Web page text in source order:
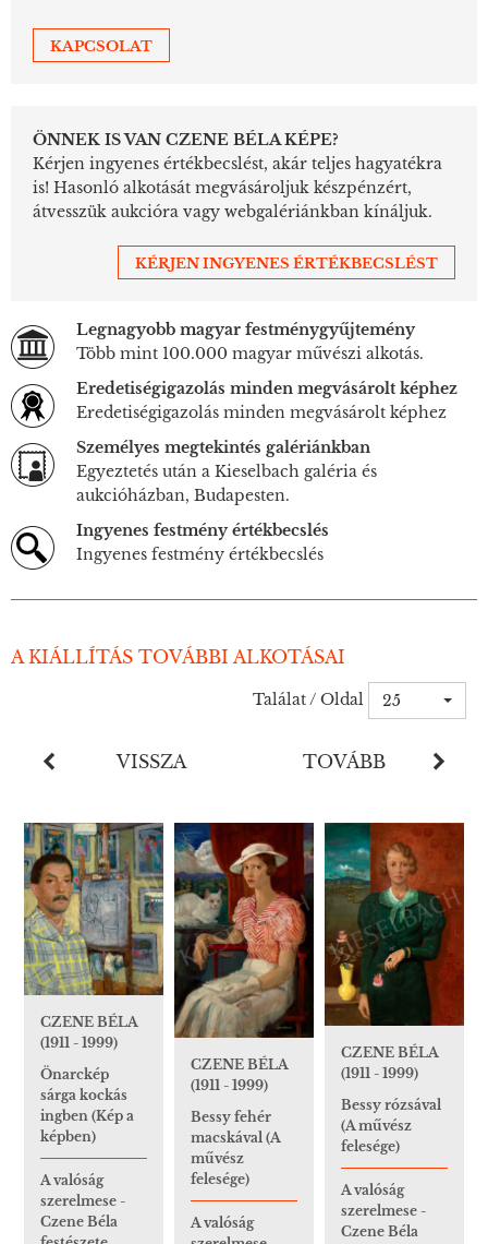
KAPCSOLAT
ÖNNEK IS VAN CZENE BÉLA KÉPE?
Kérjen ingyenes értékbecslést, akár teljes hagyatékra
is! Hasonló alkotását megvásároljuk készpénzért,
átvesszük aukcióra vagy webgalériánkban kínáljuk.
KÉRJEN INGYENES ÉRTÉKBECSLÉST
Legnagyobb magyar festménygyűjtemény
Több mint 100.000 magyar művészi alkotás.
Eredetiségigazolás minden megvásárolt képhez
Eredetiségigazolás minden megvásárolt képhez
Személyes megtekintés galériánkban
Egyeztetés után a Kieselbach galéria és
aukcióházban, Budapesten.
Ingyenes festmény értékbecslés
Ingyenes festmény értékbecslés
A KIÁLLÍTÁS TOVÁBBI ALKOTÁSAI
Találat / Oldal 25
VISSZA TOVÁBB
CZENE BÉLA
(1911 - 1999)
Önarckép
sárga kockás
ingben (Kép a
képben)
A valóság
szerelmese -
Czene Béla
CZENE BÉLA
(1911 - 1999)
Bessy fehér
macskával (A
művész
felesége)
A valóság
CZENE BÉLA
(1911 - 1999)
Bessy rózsával
(A művész
felesége)
A valóság
szerelmese -
Czene Béla